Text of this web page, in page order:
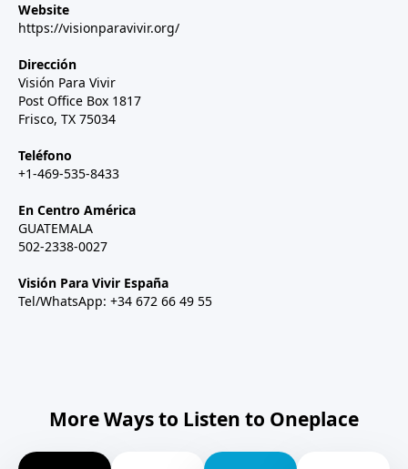
Website
https://visionparavivir.org/
Dirección
Visión Para Vivir
Post Office Box 1817
Frisco, TX 75034
Teléfono
+1-469-535-8433
En Centro América
GUATEMALA
502-2338-0027
Visión Para Vivir España
Tel/WhatsApp: +34 672 66 49 55
More Ways to Listen to Oneplace